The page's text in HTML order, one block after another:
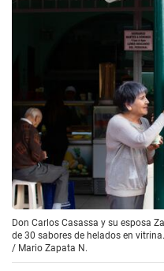
Don Carlos Casassa y su esposa
de 30 sabores de helados en vitrina.
/ Mario Zapata N.